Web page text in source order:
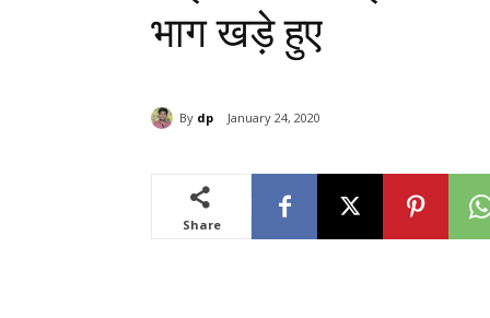
भाग खड़े हुए
By dp January 24, 2020
Share